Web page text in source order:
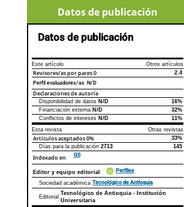
Datos de publicación
Datos de publicación
Este artículo Otros artículos
Revisores/as por pares0 2.4
Perfil evaluadores/as N/D
Declaraciones de autoría
Declaraciones de autoríaEste artículo
Disponibilidad de datos N/D
16%
Financiación externa N/D
32%
Conflictos de intereses N/D
11%
Esta revista
Otras revistas
Artículos aceptados0%
33%
Días para la publicación 2713 145
Indexado en GS
Editor y equipo editorial Perfiles
Sociedad académica Tecnológico de Antioquia
Editorial
Tecnológico de Antioquia - Institución
Universitaria